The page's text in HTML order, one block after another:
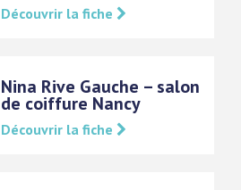
Découvrir la fiche
Nina Rive Gauche – salon
de coiffure Nancy
Découvrir la fiche